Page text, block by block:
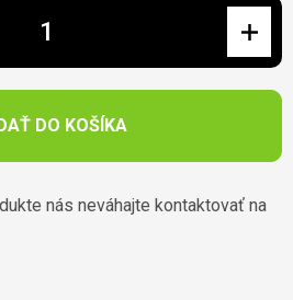
DO KOŠÍKA
nás neváhajte kontaktovať na